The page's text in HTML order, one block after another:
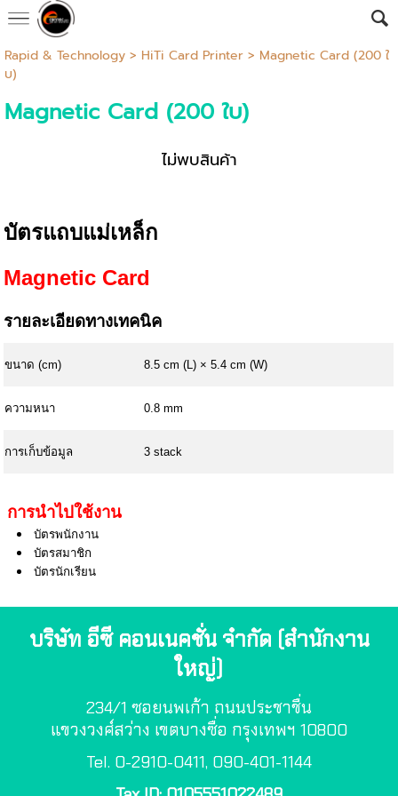
Rapid & Technology> HiTi Card Printer> Magnetic Card (200 ใ
บ)
Magnetic Card (200 ใบ)
ไม่พบสินค้า
บัตรแถบแม่เหล็ก
Magnetic Card
รายละเอียดทางเทคนิค
ขนาด (cm) 8.5 cm (L) × 5.4 cm (W)
ความหนา 0.8 mm
การเก็บข้อมูล 3 stack
การนำไปใช้งาน
บัตรพนักงาน
บัตรสมาชิก
บัตรนักเรียน
บริษัท อีซี คอนเนคชั่น จำกัด (สำนักงาน
ใหญ่)
234/1 ซอยนพเก้า ถนนประชาชื่น
แขวงวงศ์สว่าง เขตบางซื่อ กรุงเทพฯ 10800
Tel. 0-2910-0411, 090-401-1144